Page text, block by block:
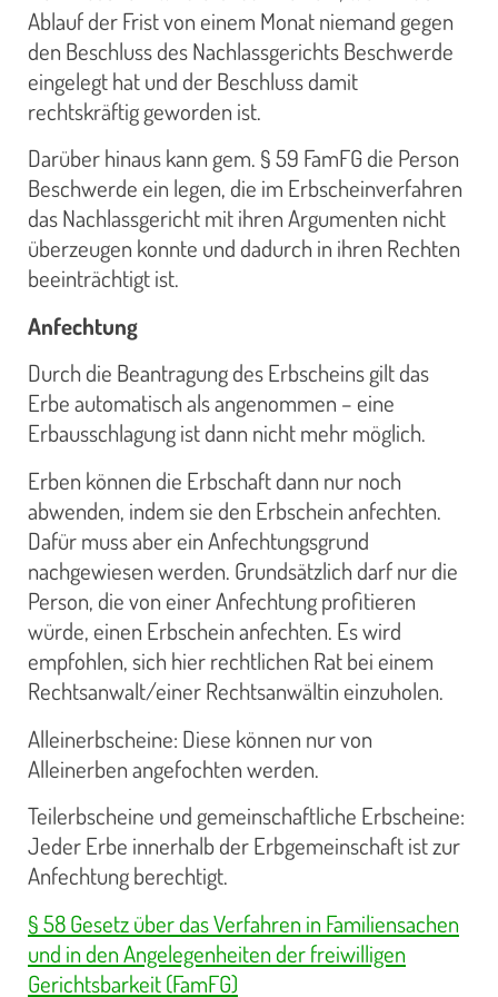
Ablauf der Frist von einem Monat niemand gegen
den Beschluss des Nachlassgerichts Beschwerde
eingelegt hat und der Beschluss damit
rechtskräftig geworden ist.
Darüber hinaus kann gem. § 59 FamFG die Person
Beschwerde ein legen, die im Erbscheinverfahren
das Nachlassgericht mit ihren Argumenten nicht
überzeugen konnte und dadurch in ihren Rechten
beeinträchtigt ist.
Anfechtung
Durch die Beantragung des Erbscheins gilt das
Erbe automatisch als angenommen – eine
Erbausschlagung ist dann nicht mehr möglich.
Erben können die Erbschaft dann nur noch
abwenden, indem sie den Erbschein anfechten.
Dafür muss aber ein Anfechtungsgrund
nachgewiesen werden. Grundsätzlich darf nur die
Person, die von einer Anfechtung profitieren
würde, einen Erbschein anfechten. Es wird
empfohlen, sich hier rechtlichen Rat bei einem
Rechtsanwalt/einer Rechtsanwältin einzuholen.
Alleinerbscheine: Diese können nur von
Alleinerben angefochten werden.
Teilerbscheine und gemeinschaftliche Erbscheine:
Jeder Erbe innerhalb der Erbgemeinschaft ist zur
Anfechtung berechtigt.
§ 58 Gesetz über das Verfahren in Familiensachen
und in den Angelegenheiten der freiwilligen
Gerichtsbarkeit (FamFG)